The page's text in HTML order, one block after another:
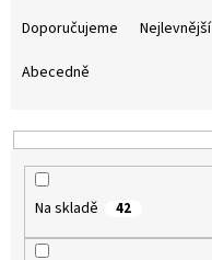
p
Doporučujeme Nejlevnější
Abecedně
Na skladě 42